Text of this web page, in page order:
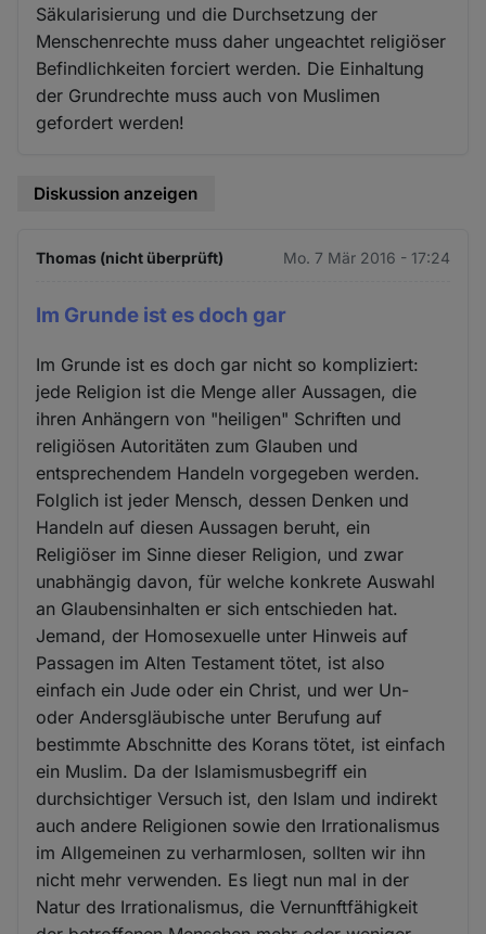
Säkularisierung und die Durchsetzung der
Menschenrechte muss daher ungeachtet religiöser
Befindlichkeiten forciert werden. Die Einhaltung
der Grundrechte muss auch von Muslimen
gefordert werden!
Diskussion anzeigen
Thomas (nicht überprüft) Mo. 7 Mär 2016 - 17:24
Im Grunde ist es doch gar
Im Grunde ist es doch gar nicht so kompliziert:
jede Religion ist die Menge aller Aussagen, die
ihren Anhängern von "heiligen" Schriften und
religiösen Autoritäten zum Glauben und
entsprechendem Handeln vorgegeben werden.
Folglich ist jeder Mensch, dessen Denken und
Handeln auf diesen Aussagen beruht, ein
Religiöser im Sinne dieser Religion, und zwar
unabhängig davon, für welche konkrete Auswahl
an Glaubensinhalten er sich entschieden hat.
Jemand, der Homosexuelle unter Hinweis auf
Passagen im Alten Testament tötet, ist also
einfach ein Jude oder ein Christ, und wer Un-
oder Andersgläubische unter Berufung auf
bestimmte Abschnitte des Korans tötet, ist einfach
ein Muslim. Da der Islamismusbegriff ein
durchsichtiger Versuch ist, den Islam und indirekt
auch andere Religionen sowie den Irrationalismus
im Allgemeinen zu verharmlosen, sollten wir ihn
nicht mehr verwenden. Es liegt nun mal in der
Natur des Irrationalismus, die Vernunftfähigkeit